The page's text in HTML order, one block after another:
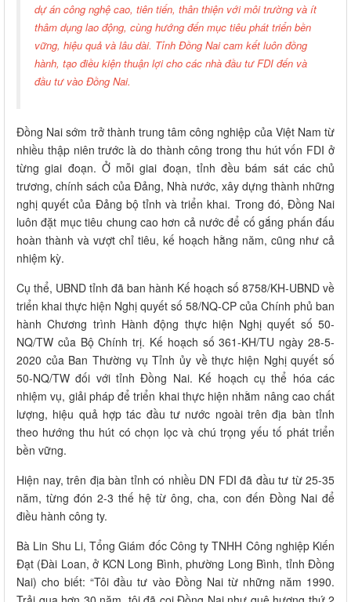
dự án công nghệ cao, tiên tiến, thân thiện với môi trường và ít
thâm dụng lao động, cùng hướng đến mục tiêu phát triển bền
vững, hiệu quả và lâu dài. Tỉnh Đồng Nai cam kết luôn đồng
hành, tạo điều kiện thuận lợi cho các nhà đầu tư FDI đến và
đầu tư vào Đồng Nai.
Đồng Nai sớm trở thành trung tâm công nghiệp của Việt Nam từ
nhiều thập niên trước là do thành công trong thu hút vốn FDI ở
từng giai đoạn. Ở mỗi giai đoạn, tỉnh đều bám sát các chủ
trương, chính sách của Đảng, Nhà nước, xây dựng thành những
nghị quyết của Đảng bộ tỉnh và triển khai. Trong đó, Đồng Nai
luôn đặt mục tiêu chung cao hơn cả nước để cố gắng phấn đấu
hoàn thành và vượt chỉ tiêu, kế hoạch hằng năm, cũng như cả
nhiệm kỳ.
Cụ thể, UBND tỉnh đã ban hành Kế hoạch số 8758/KH-UBND về
triển khai thực hiện Nghị quyết số 58/NQ-CP của Chính phủ ban
hành Chương trình Hành động thực hiện Nghị quyết số 50-
NQ/TW của Bộ Chính trị. Kế hoạch số 361-KH/TU ngày 28-5-
2020 của Ban Thường vụ Tỉnh ủy về thực hiện Nghị quyết số
50-NQ/TW đối với tỉnh Đồng Nai. Kế hoạch cụ thể hóa các
nhiệm vụ, giải pháp để triển khai thực hiện nhằm nâng cao chất
lượng, hiệu quả hợp tác đầu tư nước ngoài trên địa bàn tỉnh
theo hướng thu hút có chọn lọc và chú trọng yếu tố phát triển
bền vững.
Hiện nay, trên địa bàn tỉnh có nhiều DN FDI đã đầu tư từ 25-35
năm, từng đón 2-3 thế hệ từ ông, cha, con đến Đồng Nai để
điều hành công ty.
Bà Lin Shu Li, Tổng Giám đốc Công ty TNHH Công nghiệp Kiến
Đạt (Đài Loan, ở KCN Long Bình, phường Long Bình, tỉnh Đồng
Nai) cho biết: “Tôi đầu tư vào Đồng Nai từ những năm 1990.